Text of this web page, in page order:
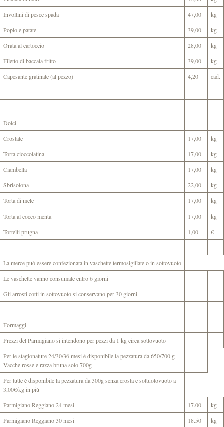
Involtini di pesce spada
47,00
kg
Poplo e patate
39,00
kg
Orata al cartoccio
28,00
kg
Filetto di baccala fritto
39,00
kg
Capesante gratinate (al pezzo)
4,20 cad.
Dolci
Crostate
17,00
kg
Torta cioccolatina
17,00
kg
Ciambella
17,00
kg
Sbrisolona
22,00
kg
Torta di mele
17,00
kg
Torta al cocco menta
17,00
kg
Tortelli prugna
1,00 €
La merce può essere confezionata in vaschette termosigillate o in sottovuoto
Le vaschette vanno consumate entro 6 giorni
Gli arrosti cotti in sottovuoto si conservano per 30 giorni
Formaggi
Prezzi del Parmigiano si intendono per pezzi da 1 kg circa sottovuoto
Per le stagionature 24/30/36 mesi è disponibile la pezzatura da 650/700 g –
Vacche rosse e razza bruna solo 700g
Per tutte è disponibile la pezzatura da 300g senza crosta e sottuotovuoto a
3,00€/kg in più
Parmigiano Reggiano 24 mesi
17.00
kg
Parmigiano Reggiano 30 mesi
18.50
kg